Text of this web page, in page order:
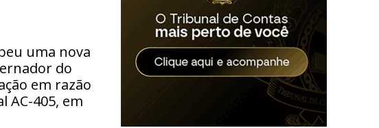
uma nova
do
em razão
AC-405, em